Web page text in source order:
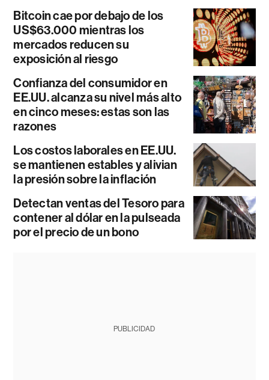
Bitcoin cae por debajo de los
US$63.000 mientras los
mercados reducen su
exposición al riesgo
Confianza del consumidor en
EE.UU. alcanza su nivel más alto
en cinco meses: estas son las
razones
Los costos laborales en EE.UU.
se mantienen estables y alivian
la presión sobre la inflación
Detectan ventas del Tesoro para
contener al dólar en la pulseada
por el precio de un bono
PUBLICIDAD